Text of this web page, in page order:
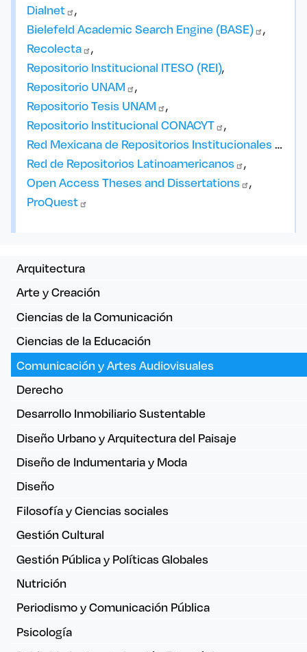
Menú guías
Arquitectura
Arte y Creación
Ciencias de la Comunicación
Ciencias de la Educación
Comunicación y Artes Audiovisuales
Derecho
Desarrollo Inmobiliario Sustentable
Diseño Urbano y Arquitectura del Paisaje
Diseño de Indumentaria y Moda
Diseño
Filosofía y Ciencias sociales
Gestión Cultural
Gestión Pública y Políticas Globales
Nutrición
Periodismo y Comunicación Pública
Psicología
Dialnet
Bielefeld Academic Search Engine (BASE)
Recolecta
Repositorio Institucional ITESO (REI)
RepositorioUNAM
Repositorio TesisUNAM
Repositorio InstitucionalCONACYT
Red Mexicana de Repositorios Institucionales -
Red de RepositoriosLatinoamericanos
Open Access Theses and Dissertations
ProQuest